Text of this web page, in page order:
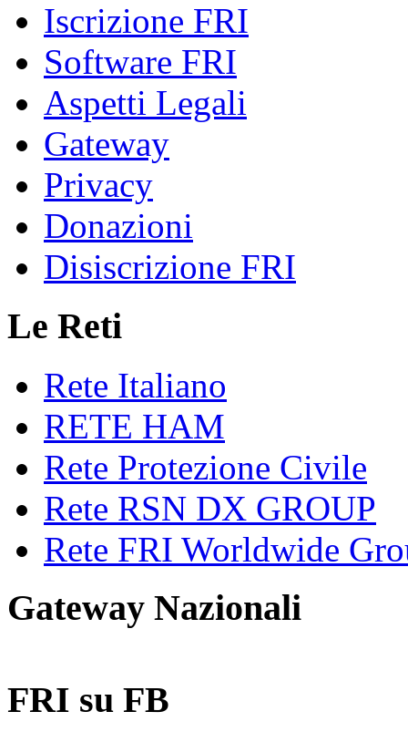
Iscrizione FRI
Software FRI
Aspetti Legali
Gateway
Privacy
Donazioni
Disiscrizione FRI
Le Reti
Rete Italiano
RETE HAM
Rete Protezione Civile
Rete RSN DX GROUP
Rete FRI Worldwide
Gateway Nazionali
FRI su FB